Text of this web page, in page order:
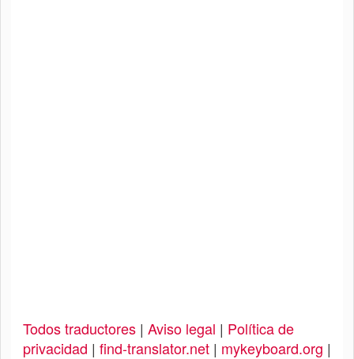
Todos traductores | Aviso legal | Política de
privacidad | find-translator.net | mykeyboard.org |